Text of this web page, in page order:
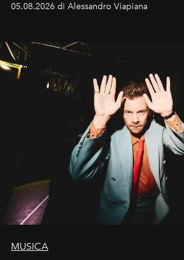
05.08.2026 di Alessandro Viapiana
MUSICA